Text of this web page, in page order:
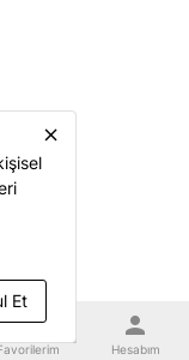
favorite person
Hesabım
close
Et